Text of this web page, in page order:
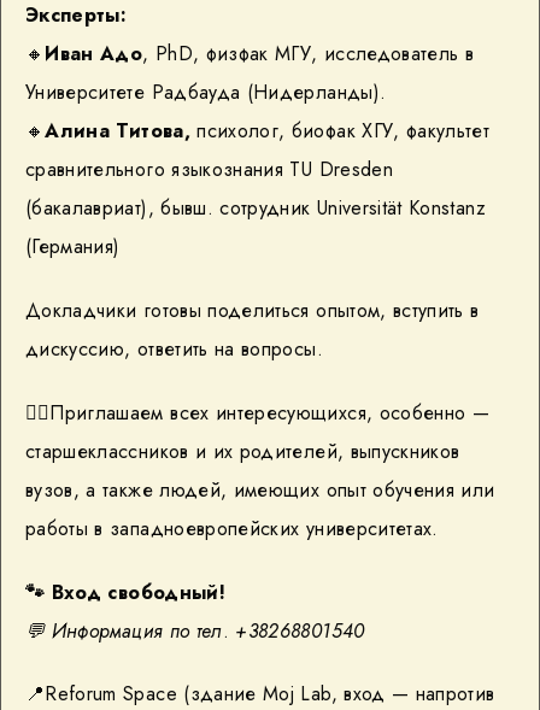
Эксперты:
🔸 Иван Адо, PhD, физфак МГУ, исследователь в
Университете Радбауда (Нидерланды).
🔸Алина Титова,психолог, биофак ХГУ, факультет
сравнительного языкознания TU Dresden
(бакалавриат), бывш. сотрудник Universität Konstanz
(Германия)
Докладчики готовы поделиться опытом, вступить в
дискуссию, ответить на вопросы.
👯‍♀️Приглашаем всех интересующихся, особенно —
старшеклассников и их родителей, выпускников
вузов, а также людей, имеющих опыт обучения или
работы в западноевропейских университетах.
🐾 Вход свободный!
💬Информация по тел. +38268801540
📍Reforum Space (здание Moj Lab, вход — напротив